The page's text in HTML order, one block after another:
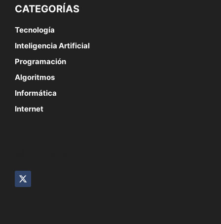
CATEGORÍAS
Tecnología
Inteligencia Artificial
Programación
Algoritmos
Informática
Internet